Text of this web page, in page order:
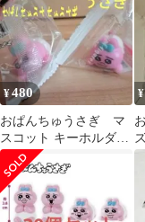
¥480
おぱんちゅうさぎ マ
スコット キーホルダ
ー グッズ ねそべ
り ストラップ 即日
¥